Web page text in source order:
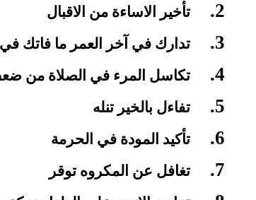
2. تأخير الاساءة من الاقبال
3. تدارك في آخر العمر ما فاتك في
4. تكاسل المرء في الصلاة من
5. تفاءل بالخير تنله
6. تأكيد المودة في الحرمة
7. تغافل عن المكروه توقر